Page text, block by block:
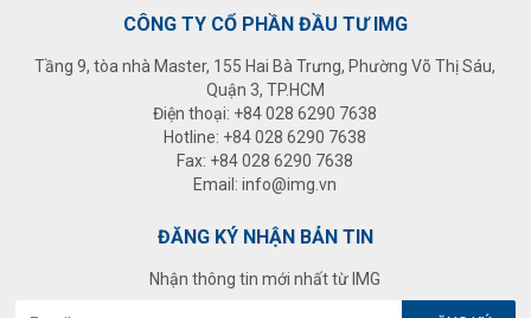
CÔNG TY CỔ PHẦN ĐẦU TƯ IMG
Tầng 9, tòa nhà Master, 155 Hai Bà Trưng, Phường Võ Thị Sáu,
Quận 3, TP.HCM
Điện thoại: +84 028 6290 7638
Hotline: +84 028 6290 7638
Fax: +84 028 6290 7638
Email:info@img.vn
ĐĂNG KÝ NHẬN BẢN TIN
Nhận thông tin mới nhất từ IMG